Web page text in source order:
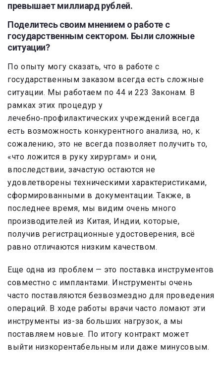
превышает миллиард рублей.
Поделитесь своим мнением о работе с
государственным сектором. Были сложные
ситуации?
По опыту могу сказать, что в работе с
государственным заказом всегда есть сложные
ситуации. Мы работаем по 44 и 223 Законам. В
рамках этих процедур у
лечебно‑профилактических учреждений всегда
есть возможность конкурентного анализа, но, к
сожалению, это не всегда позволяет получить то,
«что ложится в руку хирургам» и они,
впоследствии, зачастую остаются не
удовлетворены техническими характеристиками,
сформированными в документации. Также, в
последнее время, мы видим очень много
производителей из Китая, Индии, которые,
получив регистрационные удостоверения, всё
равно отличаются низким качеством.
Еще одна из проблем — это поставка инструментов
совместно с имплантами. Инструменты очень
часто поставляются безвозмездно для проведения
операций. В ходе работы врачи часто ломают эти
инструменты из-за больших нагрузок, а мы
поставляем новые. По итогу контракт может
выйти низкорентабельным или даже минусовым.